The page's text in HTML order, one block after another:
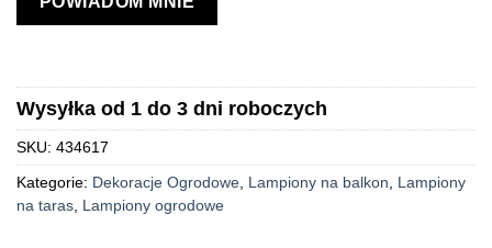
Wysyłka od 1 do 3 dni roboczych
SKU: 434617
Kategorie: Dekoracje Ogrodowe, Lampiony na balkon, Lampiony
na taras, Lampiony ogrodowe